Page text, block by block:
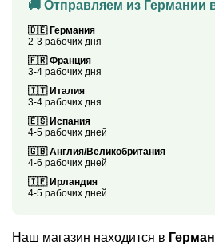
🚚 Отправляем из Германии
🇩🇪 Германия
2-3 рабочих дня
🇫🇷 Франция
3-4 рабочих дня
🇮🇹 Италия
3-4 рабочих дня
🇪🇸 Испания
4-5 рабочих дней
🇬🇧 Англия/Великобритания
4-6 рабочих дней
🇮🇪 Ирландия
4-5 рабочих дней
Наш магазин находится в